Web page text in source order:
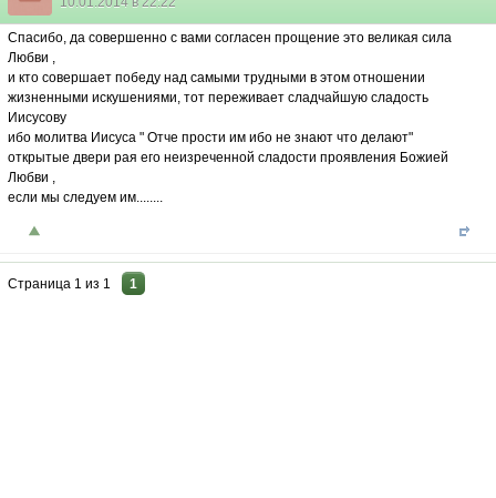
Спасибо, да совершенно с вами согласен прощение это великая сила
Любви ,
и кто совершает победу над самыми трудными в этом отношении
жизненными искушениями, тот переживает сладчайшую сладость
Иисусову
ибо молитва Иисуса " Отче прости им ибо не знают что делают"
открытые двери рая его неизреченной сладости проявления Божией
Любви ,
если мы следуем им........
Страница 1 из 1 1